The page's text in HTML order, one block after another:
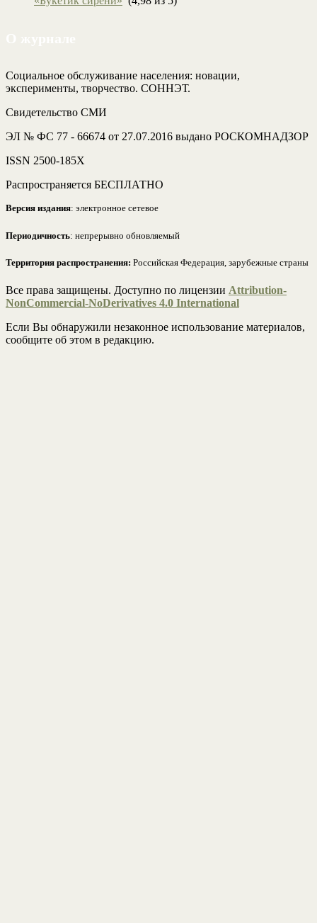
Социальное обслуживание населения: новации,
эксперименты, творчество. СОННЭТ.
Свидетельство СМИ
ЭЛ № ФС 77 - 66674 от 27.07.2016 выдано РОСКОМНАДЗОР
ISSN 2500-185Х
Распространяется БЕСПЛАТНО
Версия издания: электронное сетевое
Периодичность: непрерывно обновляемый
Территория распространения: Российская Федерация, зарубежные страны
Все права защищены. Доступно по лицензии Attribution-
NonCommercial-NoDerivatives 4.0 International
Если Вы обнаружили незаконное использование материалов,
сообщите об этом в редакцию.